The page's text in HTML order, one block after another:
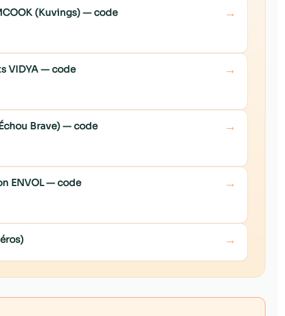
(Kuvings) — code →
VIDYA — code →
Brave) — code →
ENVOL — code →
→